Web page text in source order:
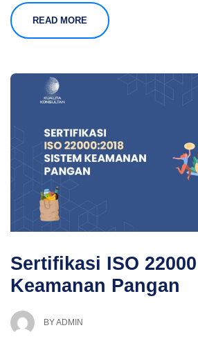
READ MORE
Sertifikasi ISO
Keamanan Pangan
BYADMIN